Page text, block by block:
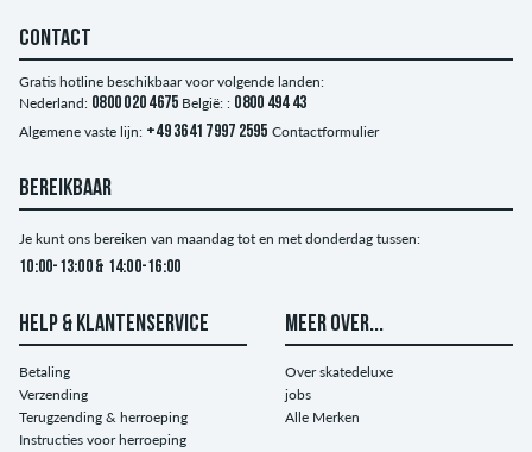
CONTACT
Gratis hotline beschikbaar voor volgende landen:
Nederland: 0800 020 4675 België: : 0800 494 43
Algemene vaste lijn: +49 3641 7997 2595 Contactformulier
BEREIKBAAR
Je kunt ons bereiken van maandag tot en met donderdag tussen:
10:00-13:00 & 14:00-16:00
HELP & KLANTENSERVICE
Betaling
Verzending
Terugzending & herroeping
Instructies voor herroeping
MEER OVER...
Over skatedeluxe
jobs
Alle Merken